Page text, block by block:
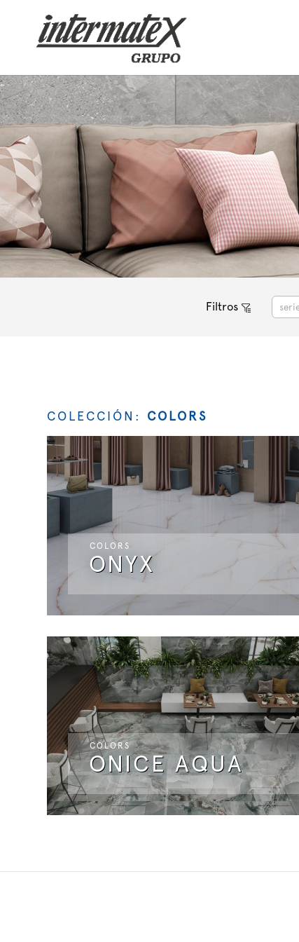
Filtros
COLECCIÓN: COLORS
ONYX
COLORS
ONICE AQUA
COLORS